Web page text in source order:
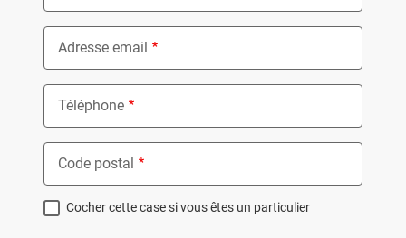
Adresse email
Téléphone
Code postal
Cocher cette case si vous êtes un particulier